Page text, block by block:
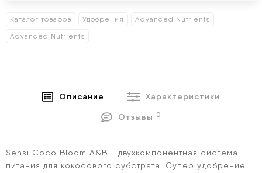
Каталог товаров Удобрения Advanced Nutrients
Advanced Nutrients
Описание
Характеристики
Отзывы
0
Sensi Coco Bloom A&B - двухкомпонентная система
питания для кокосового субстрата. Супер удобрение